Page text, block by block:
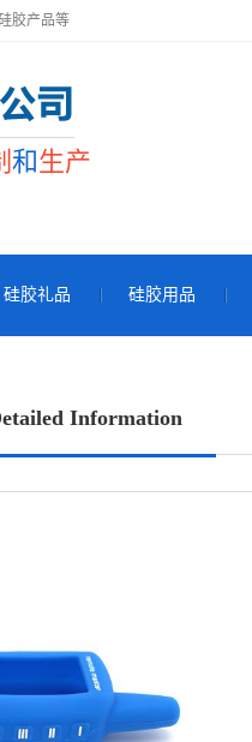
胶产品等
和生产
硅胶礼品 硅胶用品
Information